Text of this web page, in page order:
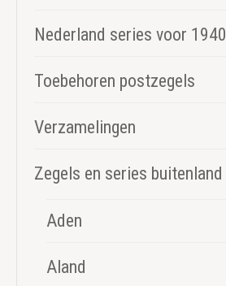
Nederland series voor 1940
Toebehoren postzegels
Verzamelingen
Zegels en series buitenland
Aden
Aland